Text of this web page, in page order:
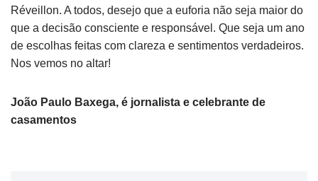
Réveillon. A todos, desejo que a euforia não seja maior do
que a decisão consciente e responsável. Que seja um ano
de escolhas feitas com clareza e sentimentos verdadeiros.
Nos vemos no altar!
João Paulo Baxega, é jornalista e celebrante de
casamentos